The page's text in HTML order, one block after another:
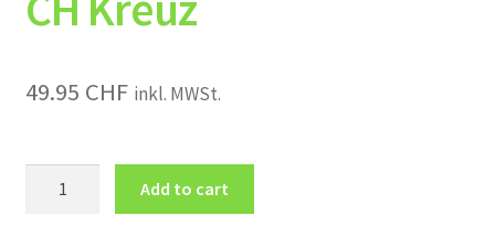
49.95 CHF inkl. MWSt.
Add to cart